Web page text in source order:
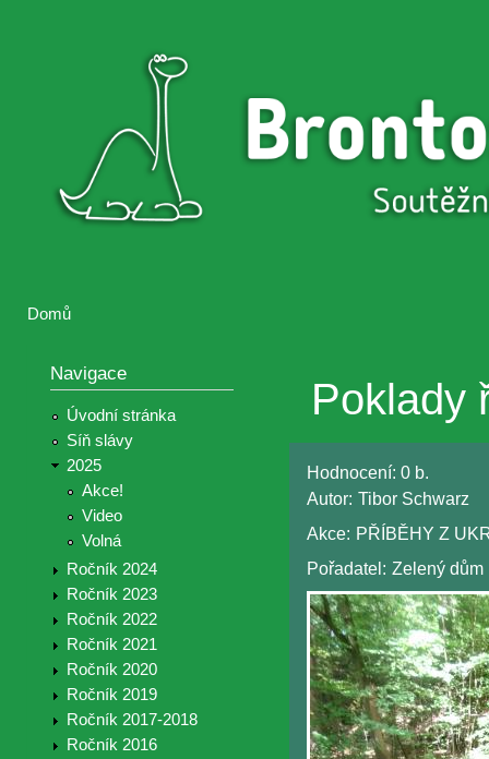
Brontosaurus
Brontosaurus
Domů
Navigace
Úvodní stránka
Síň slávy
2025
Akce!
Video
Volná
Ročník 2024
Ročník 2023
Ročník 2022
Ročník 2021
Ročník 2020
Ročník 2019
Ročník 2017-2018
Ročník 2016
Poklady
Hodnocení: 0 b.
Autor: Tibor Schwarz
Akce: PŘÍBĚHY Z
Pořadatel: Zelený dům